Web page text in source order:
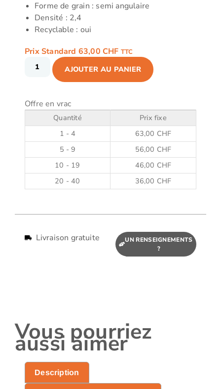
Forme de grain : semi angulaire
Densité : 2,4
Recyclable : oui
Prix Standard 63,00CHF TTC
AJOUTER AU PANIER
Offre en vrac
Quantité
Prix fixe
1 - 4
63,00 CHF
5 - 9
56,00 CHF
10 - 19
46,00 CHF
20 - 40
36,00 CHF
Livraison gratuite
UN RENSEIGNEMENTS
?
Vous pourriez
aussi aimer
Description